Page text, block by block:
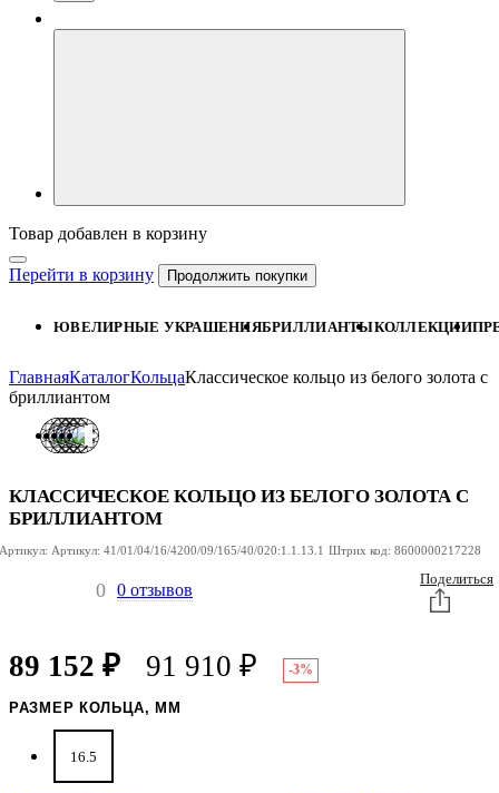
Товар добавлен в корзину
Перейти в корзину Продолжить покупки
ЮВЕЛИРНЫЕ УКРАШЕНИЯБРИЛЛИАНТЫКОЛЛЕКЦИИ
ГлавнаяКаталогКольцаКлассическое кольцо из белого золота с
бриллиантом
КЛАССИЧЕСКОЕ КОЛЬЦО ИЗ БЕЛОГО ЗОЛОТА С
БРИЛЛИАНТОМ
Артикул: Артикул: 41/01/04/16/4200/09/165/40/020:1.1.13.1 Штрих код: 8600000217228
0 0 отзывов
Поделиться
89 152 ₽ 91 910 ₽ -3%
РАЗМЕР КОЛЬЦА, ММ
16.5